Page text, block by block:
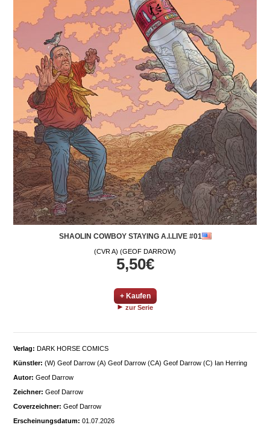
SHAOLIN COWBOY STAYING A.I.LIVE #01
(CVR A) (GEOF DARROW)
5,50€
+ Kaufen
zur Serie
Verlag: DARK HORSE COMICS
Künstler: (W) Geof Darrow (A) Geof Darrow (CA) Geof Darrow (C) Ian Herring
Autor: Geof Darrow
Zeichner: Geof Darrow
Coverzeichner: Geof Darrow
Erscheinungsdatum: 01.07.2026